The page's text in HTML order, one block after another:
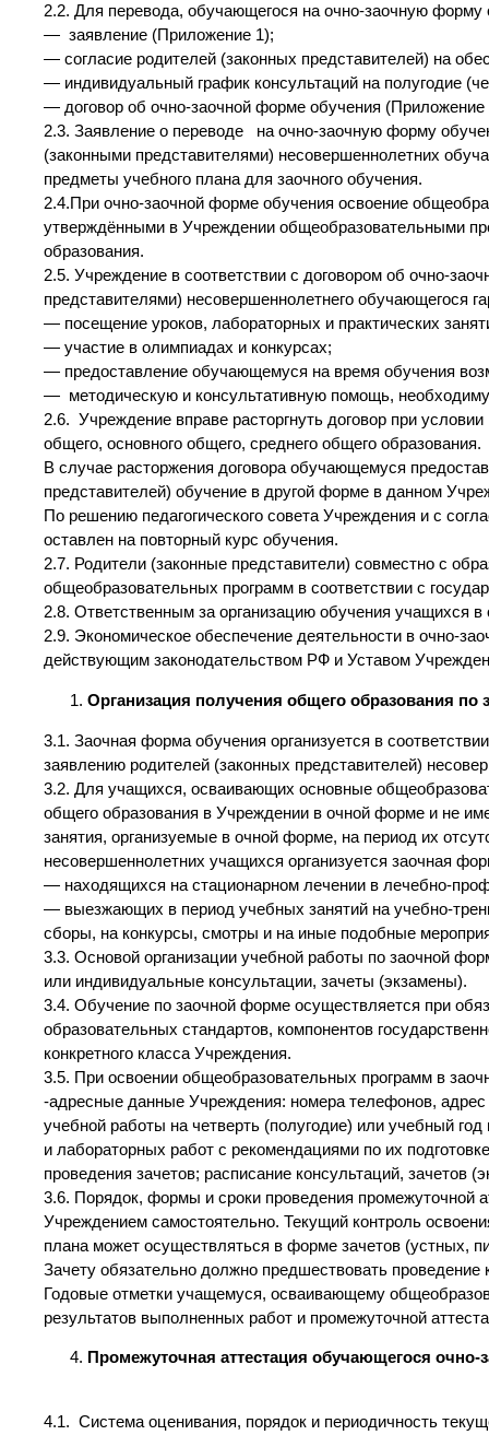
2.2. Для перевода, обучающегося на очно-заочную
— заявление (Приложение 1);
— согласие родителей (законных представителей) на
— индивидуальный график консультаций на полугодие
— договор об очно-заочной форме обучения (Приложение
2.3. Заявление о переводе на очно-заочную форму
(законными представителями) несовершеннолетних
предметы учебного плана для заочного обучения.
2.4.При очно-заочной форме обучения освоение
утверждёнными в Учреждении общеобразовательными
образования.
2.5. Учреждение в соответствии с договором об очно-
представителями) несовершеннолетнего обучающегося
— посещение уроков, лабораторных и практических
— участие в олимпиадах и конкурсах;
— предоставление обучающемуся на время обучения
— методическую и консультативную помощь,
2.6. Учреждение вправе расторгнуть договор при
общего, основного общего, среднего общего образования.
В случае расторжения договора обучающемуся
представителей) обучение в другой форме в данном
По решению педагогического совета Учреждения и с
оставлен на повторный курс обучения.
2.7. Родители (законные представители) совместно с
общеобразовательных программ в соответствии с
2.8. Ответственным за организацию обучения учащихся
2.9. Экономическое обеспечение деятельности в очно-
действующим законодательством РФ и Уставом
Организация получения общего образования по
3.1. Заочная форма обучения организуется в
заявлению родителей (законных представителей)
3.2. Для учащихся, осваивающих основные
общего образования в Учреждении в очной форме и не
занятия, организуемые в очной форме, на период их
несовершеннолетних учащихся организуется заочная
— находящихся на стационарном лечении в лечебно-
— выезжающих в период учебных занятий на учебно-
сборы, на конкурсы, смотры и на иные подобные
3.3. Основой организации учебной работы по заочной
или индивидуальные консультации, зачеты (экзамены).
3.4. Обучение по заочной форме осуществляется при
образовательных стандартов, компонентов
конкретного класса Учреждения.
3.5. При освоении общеобразовательных программ в
-адресные данные Учреждения: номера телефонов,
учебной работы на четверть (полугодие) или учебный
и лабораторных работ с рекомендациями по их
проведения зачетов; расписание консультаций, зачетов
3.6. Порядок, формы и сроки проведения промежуточной
Учреждением самостоятельно. Текущий контроль
плана может осуществляться в форме зачетов (устных,
Зачету обязательно должно предшествовать проведение
Годовые отметки учащемуся, осваивающему
результатов выполненных работ и промежуточной
Промежуточная аттестация обучающегося
4.1. Система оценивания, порядок и периодичность